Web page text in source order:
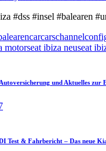
#dss #insel #balearen
carcarschannel
motorseat ibiza neuseat
und Aktuelles zur
Test & Fahrbericht – Das neue